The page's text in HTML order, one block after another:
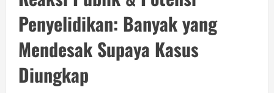
Penyelidikan: Banyak yang
Mendesak Supaya Kasus
Diungkap